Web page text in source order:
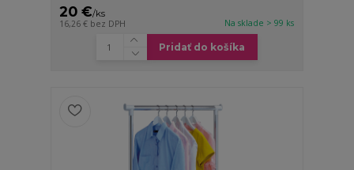
20 €/ks
16,26 € bez DPH Na sklade > 99 ks
Pridať do košíka